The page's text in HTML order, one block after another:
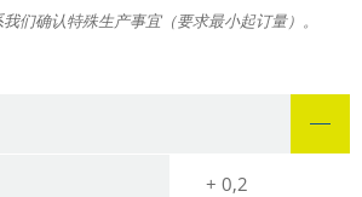
们确认特殊生产事宜（要求最小起订量）。
+ 0,2